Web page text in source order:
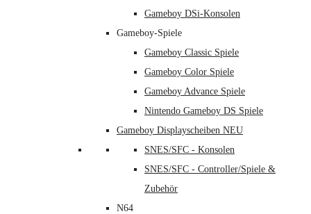
Gameboy DSi-Konsolen
Gameboy-Spiele
Gameboy Classic Spiele
Gameboy Color Spiele
Gameboy Advance Spiele
Nintendo Gameboy DS Spiele
Gameboy Displayscheiben NEU
SNES/SFC - Konsolen
SNES/SFC - Controller/Spiele &
Zubehör
N64